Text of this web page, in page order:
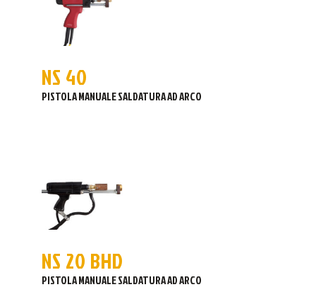
NS 40
PISTOLA MANUALE SALDATURA AD ARCO
NS 20 BHD
PISTOLA MANUALE SALDATURA AD ARCO